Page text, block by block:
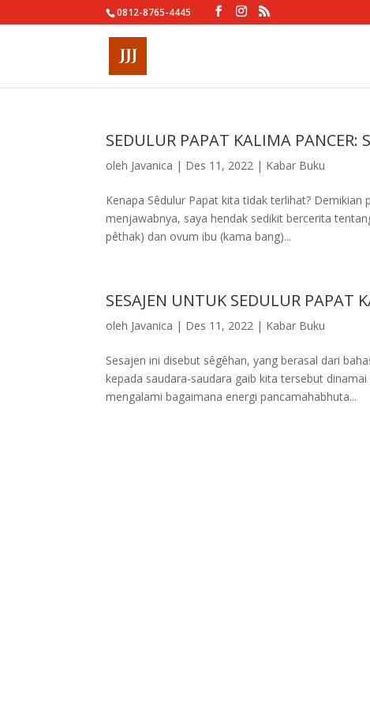
0812-8765-4445
SEDULUR PAPAT KALIMA PANCER:
oleh Javanica | Des 11, 2022 | Kabar Buku
Kenapa Sêdulur Papat kita tidak terlihat?
menjawabnya, saya hendak sedikit bercerita
pêthak) dan ovum ibu (kama bang)...
SESAJEN UNTUK SEDULUR PAPAT
oleh Javanica | Des 11, 2022 | Kabar Buku
Sesajen ini disebut sêgêhan, yang berasal dari
kepada saudara-saudara gaib kita tersebut
mengalami bagaimana energi pancamahabhuta...